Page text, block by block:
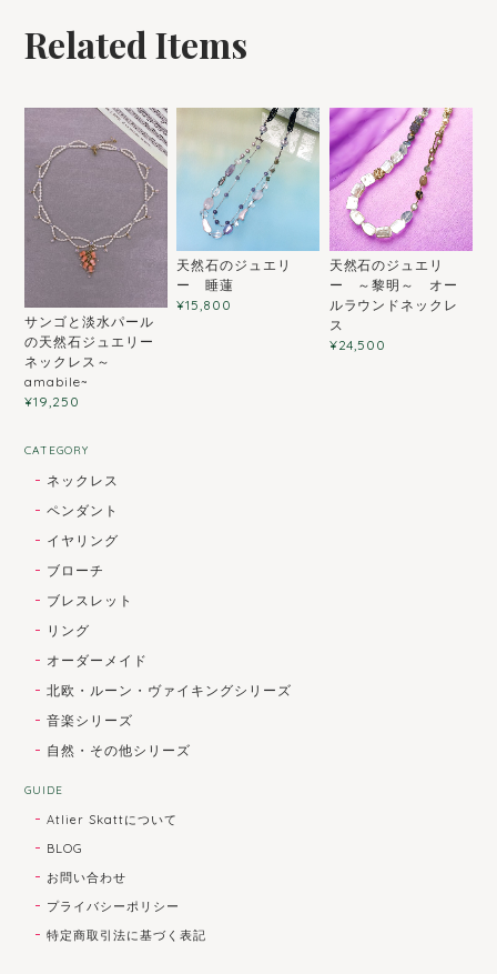
Related Items
サンゴと淡水パール
の天然石ジュエリー
ネックレス～
amabile~
¥19,250
天然石のジュエリ
ー 睡蓮
¥15,800
天然石のジュエリ
ー ～黎明～ オー
ルラウンドネックレ
ス
¥24,500
CATEGORY
ネックレス
ペンダント
イヤリング
ブローチ
ブレスレット
リング
オーダーメイド
北欧・ルーン・ヴァイキングシリーズ
音楽シリーズ
自然・その他シリーズ
GUIDE
Atlier Skattについて
BLOG
お問い合わせ
プライバシーポリシー
特定商取引法に基づく表記